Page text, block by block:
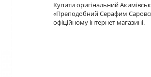
Купити оригінальний
«Преподобний Серафим
офіційному інтернет магазині.